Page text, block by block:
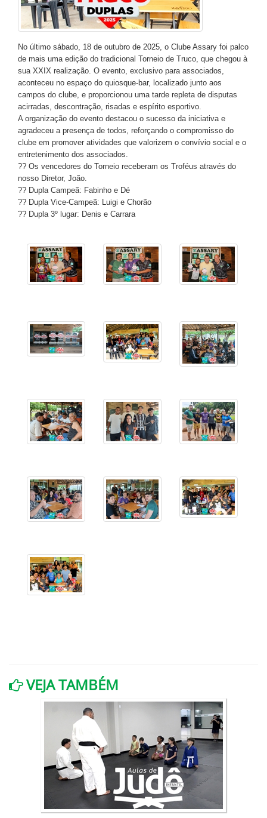
No último sábado, 18 de outubro de 2025, o Clube Assary foi palco
de mais uma edição do tradicional Torneio de Truco, que chegou à
sua XXIX realização. O evento, exclusivo para associados,
aconteceu no espaço do quiosque-bar, localizado junto aos
campos do clube, e proporcionou uma tarde repleta de disputas
acirradas, descontração, risadas e espírito esportivo.
A organização do evento destacou o sucesso da iniciativa e
agradeceu a presença de todos, reforçando o compromisso do
clube em promover atividades que valorizem o convívio social e o
entretenimento dos associados.
?? Os vencedores do Torneio receberam os Troféus através do
nosso Diretor, João.
?? Dupla Campeã: Fabinho e Dé
?? Dupla Vice-Campeã: Luigi e Chorão
?? Dupla 3º lugar: Denis e Carrara
VEJA TAMBÉM